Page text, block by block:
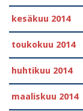
kesäkuu 2014
toukokuu 2014
huhtikuu 2014
maaliskuu 2014